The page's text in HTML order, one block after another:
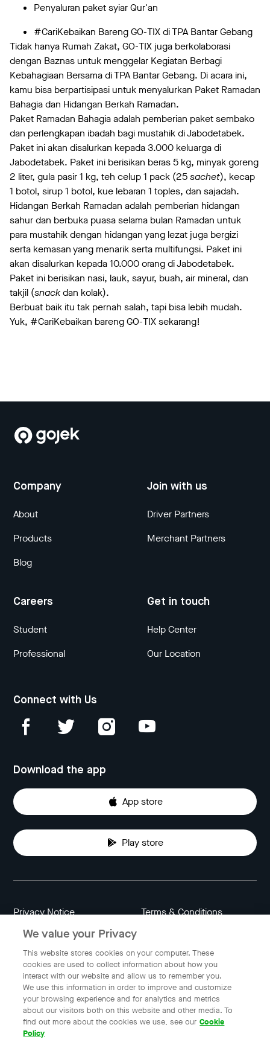
Penyaluran paket syiar Qur'an
#CariKebaikan Bareng GO-TIX di TPA Bantar Gebang
Tidak hanya Rumah Zakat, GO-TIX juga berkolaborasi
dengan Baznas untuk menggelar Kegiatan Berbagi
Kebahagiaan Bersama di TPA Bantar Gebang. Di acara ini,
kamu bisa berpartisipasi untuk menyalurkan Paket Ramadan
Bahagia dan Hidangan Berkah Ramadan.
Paket Ramadan Bahagia adalah pemberian paket sembako
dan perlengkapan ibadah bagi mustahik di Jabodetabek.
Paket ini akan disalurkan kepada 3.000 keluarga di
Jabodetabek. Paket ini berisikan beras 5 kg, minyak goreng
2 liter, gula pasir 1 kg, teh celup 1 pack (25sachet), kecap
1 botol, sirup 1 botol, kue lebaran 1 toples, dan sajadah.
Hidangan Berkah Ramadan adalah pemberian hidangan
sahur dan berbuka puasa selama bulan Ramadan untuk
para mustahik dengan hidangan yang lezat juga bergizi
serta kemasan yang menarik serta multifungsi. Paket ini
akan disalurkan kepada 10.000 orang di Jabodetabek.
Paket ini berisikan nasi, lauk, sayur, buah, air mineral, dan
takjil (snackdan kolak).
Berbuat baik itu tak pernah salah, tapi bisa lebih mudah.
Yuk, #CariKebaikan bareng GO-TIX sekarang!
Company
About
Products
Blog
Join with us
Driver Partners
Merchant Partners
Careers
Student
Professional
Get in touch
Help Center
Our Location
Connect with Us
Download the app
App store
Play store
Privacy Notice Terms & Conditions
Data Attribution
Indonesia
© 2023 Gojek | Gojek is a trademark of PT GoTo Gojek
Tokopedia Tbk. Registered in the Directorate General of
We value your Privacy
This website stores cookies on your computer. These
cookies are used to collect information about how you
interact with our website and allow us to remember you.
We use this information in order to improve and customize
your browsing experience and for analytics and metrics
about our visitors both on this website and other media. To
find out more about the cookies we use, see our Cookie
Policy